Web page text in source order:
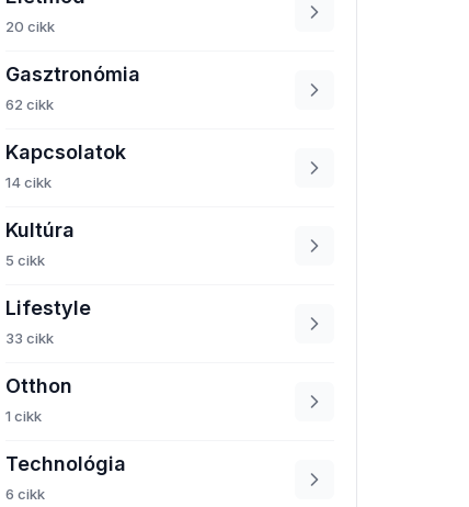
20 cikk
Gasztronómia
62 cikk
Kapcsolatok
14 cikk
Kultúra
5 cikk
Lifestyle
33 cikk
Otthon
1 cikk
Technológia
6 cikk